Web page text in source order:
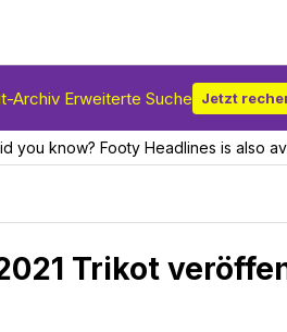
Archiv Erweiterte Suche Jetzt
you know? Footy Headlines is also
Trikot